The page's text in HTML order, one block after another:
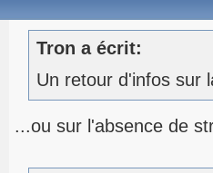
Tron a écrit:
Un retour d'infos sur
...ou sur l'absence de